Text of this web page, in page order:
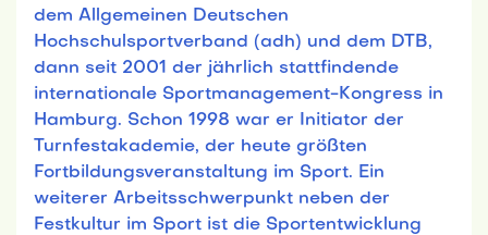
dem Allgemeinen Deutschen
Hochschulsportverband (adh) und dem DTB,
dann seit 2001 der jährlich stattfindende
internationale Sportmanagement-Kongress in
Hamburg. Schon 1998 war er Initiator der
Turnfestakademie, der heute größten
Fortbildungsveranstaltung im Sport. Ein
weiterer Arbeitsschwerpunkt neben der
Festkultur im Sport ist die Sportentwicklung